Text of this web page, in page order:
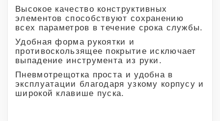
Высокое качество конструктивных
элементов способствуют сохранению
всех параметров в течение срока службы.
Удобная форма рукоятки и
противоскользящее покрытие исключает
выпадение инструмента из руки.
Пневмотрещотка проста и удобна в
эксплуатации благодаря узкому корпусу и
широкой клавише пуска.